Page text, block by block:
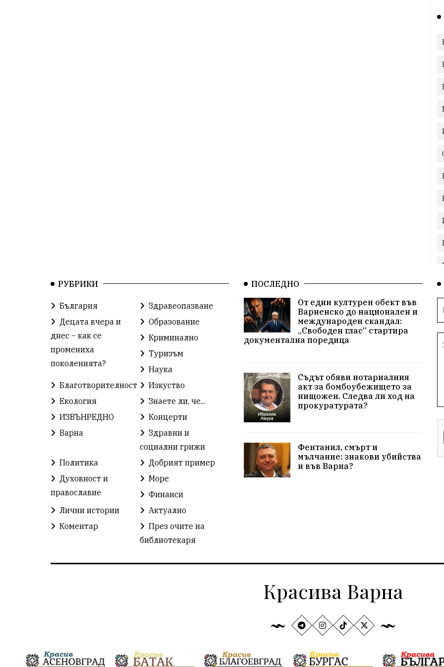
РУБРИКИ
България
Здравеопазване
Децата вчера и
днес – как се
промениха
поколенията?
Образование
Криминално
Туризъм
Наука
Благотворителност
Изкуство
Екология
Знаете ли, че...
ИЗВЪНРЕДНО
Концерти
Варна
Здравни и
социални грижи
Политика
Добрият пример
Духовност и
православие
Море
Финанси
Лични истории
Актуално
Коментар
През очите на
библиотекаря
ПОСЛЕДНО
От един културен обект във
Варненско до национален и
международен скандал:
„Свободен глас“ стартира
документална поредица
Съдът обяви нотариалния
акт за бомбоубежището за
нищожен. Следва ли ход на
прокуратурата?
Фентанил, смърт и
мълчание: знакови убийства
и във Варна?
Красива Варна